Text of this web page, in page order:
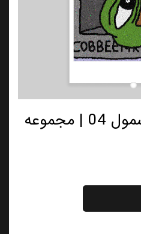
کارت پستال دیلی اسمول 04 | مجموعه